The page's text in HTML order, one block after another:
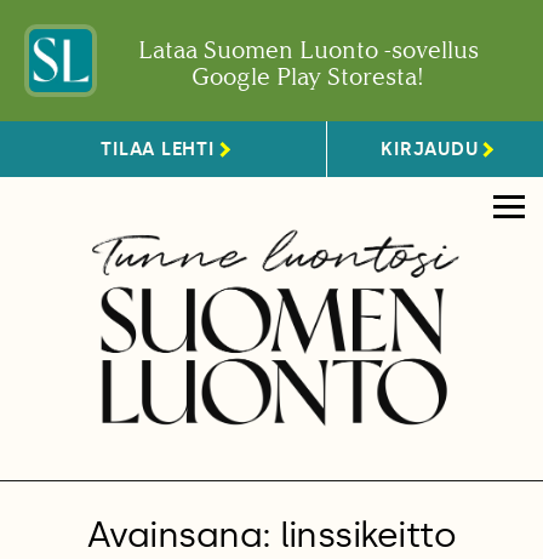
Lataa Suomen Luonto -sovellus
Google Play Storesta!
TILAA LEHTI KIRJAUDU
Avainsana: linssikeitto